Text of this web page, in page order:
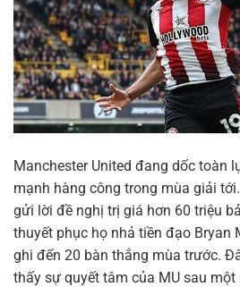
Manchester United đang dốc toàn
mạnh hàng công trong mùa giải
gửi lời đề nghị trị giá hơn 60 triệu
thuyết phục họ nhả tiền đạo Bryan
ghi đến 20 bàn thắng mùa trước.
thấy sự quyết tâm của MU sau